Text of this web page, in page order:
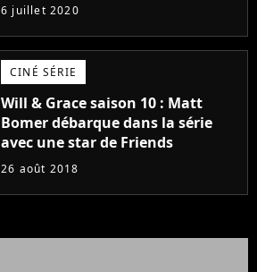
6 juillet 2020
CINÉ SÉRIE
Will & Grace saison 10 : Matt
Bomer débarque dans la série
avec une star de Friends
26 août 2018